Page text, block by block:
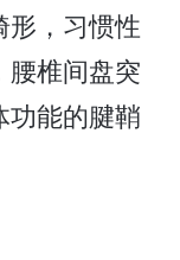
形，习惯性
腰椎间盘突
功能的腱鞘